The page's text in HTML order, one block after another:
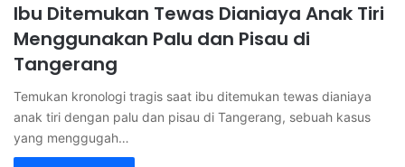
Ibu Ditemukan Tewas Dianiaya Anak Tiri
Menggunakan Palu dan Pisau di
Tangerang
Temukan kronologi tragis saat ibu ditemukan tewas dianiaya
anak tiri dengan palu dan pisau di Tangerang, sebuah kasus
yang menggugah…